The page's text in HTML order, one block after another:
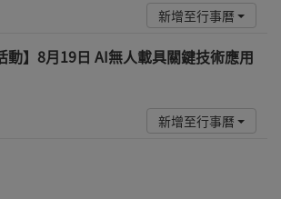
新增至行事曆
動】8月19日 AI無人載具關鍵技術應用
新增至行事曆